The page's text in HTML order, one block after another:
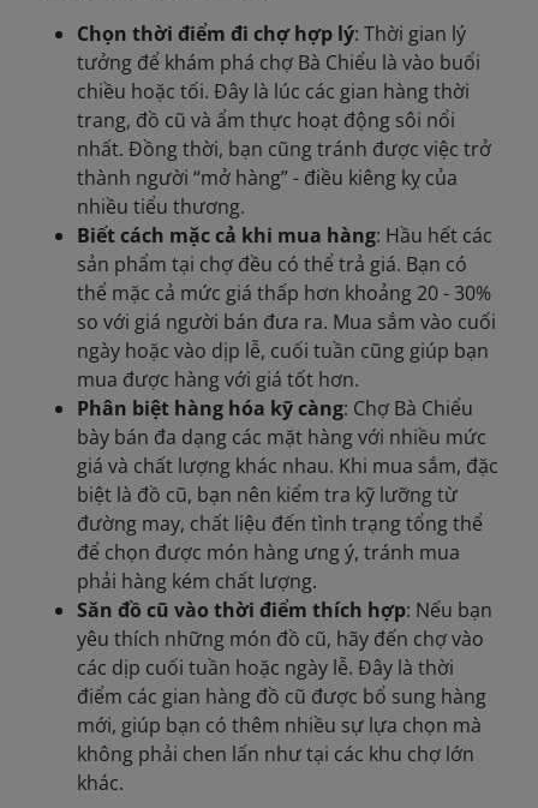
Chọn thời điểm đi chợ hợp lý: Thời gian lý
tưởng để khám phá chợ Bà Chiểu là vào buổi
chiều hoặc tối. Đây là lúc các gian hàng thời
trang, đồ cũ và ẩm thực hoạt động sôi nổi
nhất. Đồng thời, bạn cũng tránh được việc trở
thành người “mở hàng” - điều kiêng kỵ của
nhiều tiểu thương.
Biết cách mặc cả khi mua hàng: Hầu hết các
sản phẩm tại chợ đều có thể trả giá. Bạn có
thể mặc cả mức giá thấp hơn khoảng 20 - 30%
so với giá người bán đưa ra. Mua sắm vào cuối
ngày hoặc vào dịp lễ, cuối tuần cũng giúp bạn
mua được hàng với giá tốt hơn.
Phân biệt hàng hóa kỹ càng: Chợ Bà Chiểu
bày bán đa dạng các mặt hàng với nhiều mức
giá và chất lượng khác nhau. Khi mua sắm, đặc
biệt là đồ cũ, bạn nên kiểm tra kỹ lưỡng từ
đường may, chất liệu đến tình trạng tổng thể
để chọn được món hàng ưng ý, tránh mua
phải hàng kém chất lượng.
Săn đồ cũ vào thời điểm thích hợp: Nếu bạn
yêu thích những món đồ cũ, hãy đến chợ vào
các dịp cuối tuần hoặc ngày lễ. Đây là thời
điểm các gian hàng đồ cũ được bổ sung hàng
mới, giúp bạn có thêm nhiều sự lựa chọn mà
không phải chen lấn như tại các khu chợ lớn
khác.